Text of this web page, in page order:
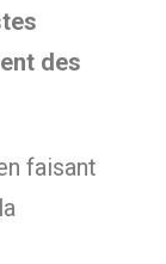
des
faisant